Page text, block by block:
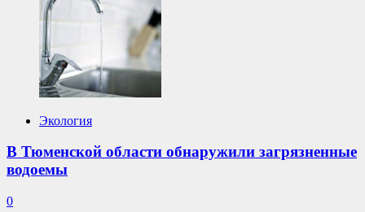
Экология
В Тюменской области обнаружили загрязненные
водоемы
0